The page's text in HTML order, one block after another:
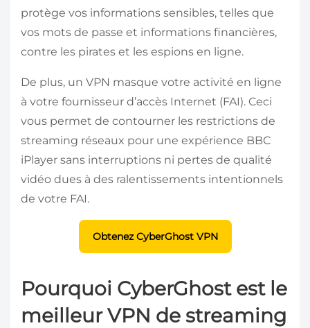
protège vos informations sensibles, telles que
vos mots de passe et informations financières,
contre les pirates et les espions en ligne.
De plus, un VPN masque votre activité en ligne
à votre fournisseur d’accès Internet (FAI). Ceci
vous permet de contourner les restrictions de
streaming réseaux pour une expérience BBC
iPlayer sans interruptions ni pertes de qualité
vidéo dues à des ralentissements intentionnels
de votre FAI.
Obtenez CyberGhost VPN
Pourquoi CyberGhost est le
meilleur VPN de streaming